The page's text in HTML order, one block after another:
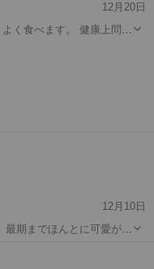
12月20日
12月10日